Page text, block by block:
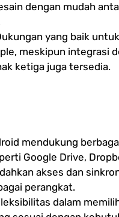
dengan mudah
yang baik untuk
meskipun integrasi
ketiga juga tersedia.
mendukung
Google Drive,
akses dan
perangkat.
dalam